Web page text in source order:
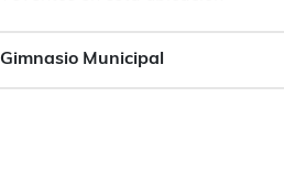
Gimnasio Municipal